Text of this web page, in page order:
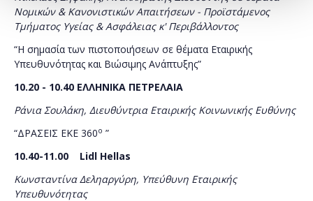
Νομικών & Κανονιστικών Απαιτήσεων - Προϊστάμενος
Τμήματος Υγείας & Ασφάλειας κ' Περιβάλλοντος
“Η σημασία των πιστοποιήσεων σε θέματα Εταιρικής
Υπευθυνότητας και Βιώσιμης Ανάπτυξης”
10.20 - 10.40 ΕΛΛΗΝΙΚΑ ΠΕΤΡΕΛΑΙΑ
Ράνια Σουλάκη, Διευθύντρια Εταιρικής Κοινωνικής Ευθύνης
“ΔΡΑΣΕΙΣ ΕΚΕ 360ο ”
10.40-11.00 Lidl Hellas
Κωνσταντίνα Δεληαργύρη, Υπεύθυνη Εταιρικής
Υπευθυνότητας